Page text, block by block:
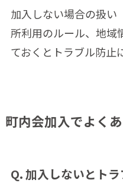
加入しない場合の扱い
所利用のルール、地域
ておくとトラブル防止
町内会加入でよく
Q. 加入しないとト